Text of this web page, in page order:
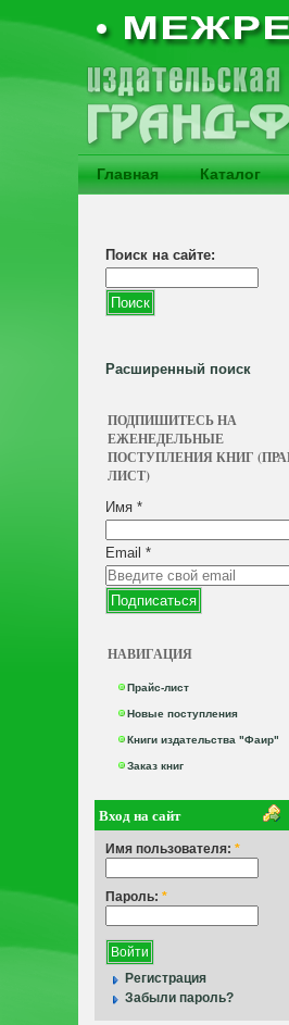
Главная Каталог
Поиск на сайте:
Расширенный поиск
ПОДПИШИТЕСЬ НА
ЕЖЕНЕДЕЛЬНЫЕ
ПОСТУПЛЕНИЯ КНИГ
ЛИСТ)
Имя *
Email *
НАВИГАЦИЯ
Прайс-лист
Новые поступления
Книги издательства "Фаир"
Заказ книг
Вход на сайт
Имя пользователя: *
Пароль: *
Регистрация
Забыли пароль?